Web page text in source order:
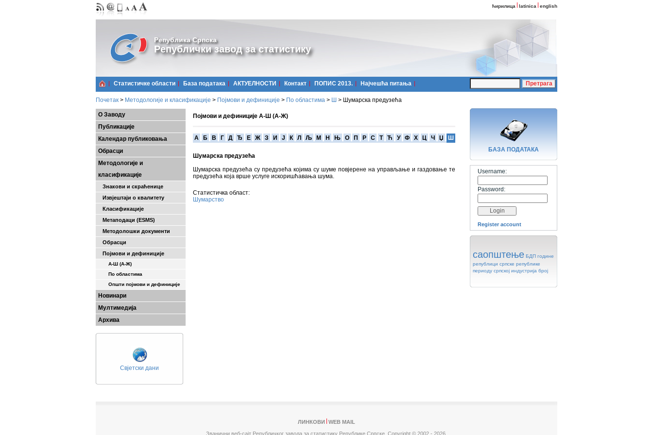
ћирилица latinica english
Република Српска
Републички завод за статистику
Статистичке области Базa података АКТУЕЛНОСТИ Контакт ПОПИС 2013. Најчешћa питања
Почетак > Методологије и класификације > Појмови и дефиниције > По областима > Ш > Шумарска предузећа
О Заводу
Публикације
Календар публиковања
Обрасци
Методологије и
класификације
Знакови и скраћенице
Извјештаји о квалитету
Класификације
Метаподаци (ESMS)
Методолошки документи
Обрасци
Појмови и дефиниције
А-Ш (A-Ж)
По областима
Општи појмови и дефиниције
Новинари
Мултимедија
Архива
Свјетски дани
Појмови и дефиниције А-Ш (А-Ж)
A Б В Г Д Ђ Е Ж З И Ј К Л Љ М Н Њ О П Р С Т Ћ У Ф Х Ц Ч Џ Ш
Шумарска предузећа
Шумарска предузећа су предузећа којима су шуме повјерене на управљање и газдовање те
предузећа која врше услуге искоришћавања шума.
Статистичка област:
Шумарство
БАЗA ПОДАТАКА
Username:
Password:
Register account
саопштење БДП године
републици српске републике
периоду српској индустрија број
ЛИНКОВИ
WEB MAIL
Званични веб-сајт Републичког завода за статистику Републике Српске, Copyright © 2002 - 2026.